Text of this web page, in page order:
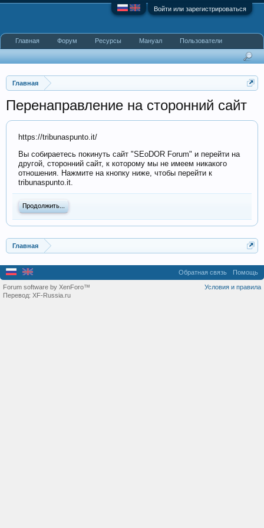
Войти или зарегистрироваться
Главная
Перенаправление на сторонний сайт
https://tribunaspunto.it/
Вы собираетесь покинуть сайт "SEoDOR Forum" и перейти на
другой, сторонний сайт, к которому мы не имеем никакого
отношения. Нажмите на кнопку ниже, чтобы перейти к
tribunaspunto.it.
Продолжить...
Главная
Главная Форум Ресурсы Мануал Пользователи
Обратная связь Помощь
Условия и правила
Forum software by XenForo™
Перевод: XF-Russia.ru